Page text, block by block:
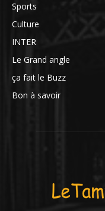
Sports
Culture
INTER
Le Grand angle
ça fait le Buzz
Bon à savoir